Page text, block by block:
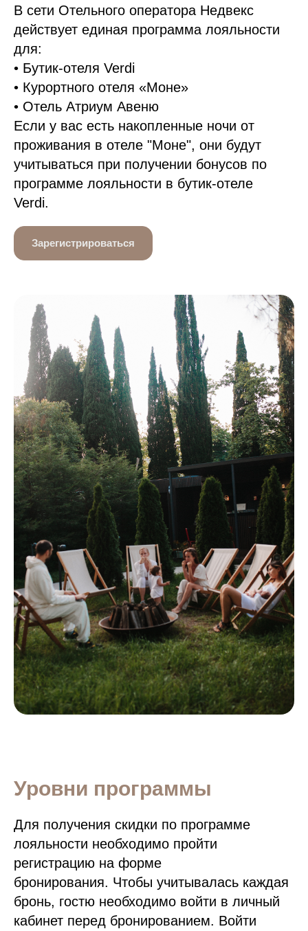
В сети Отельного оператора Недвекс
действует единая программа лояльности
для:
• Бутик-отеля Verdi
• Курортного отеля «Моне»
• Отель Атриум Авеню
Если у вас есть накопленные ночи от
проживания в отеле "Моне", они будут
учитываться при получении бонусов по
программе лояльности в бутик-отеле
Verdi.
Зарегистрироваться
Уровни программы
Для получения скидки по программе
лояльности необходимо пройти
регистрацию на форме
бронирования. Чтобы учитывалась каждая
бронь, гостю необходимо войти в личный
кабинет перед бронированием. Войти